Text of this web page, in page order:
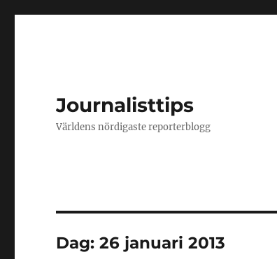
Journalisttips
Världens nördigaste reporterblogg
Dag:26 januari 2013